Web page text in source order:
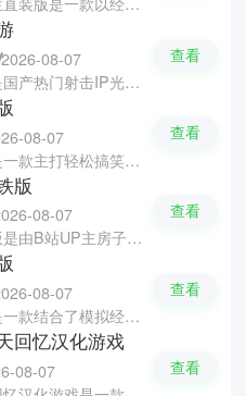
2026-08-07
光明记忆无限手游是国产热门射击IP光明记忆的正统续作，专为移动端深度优化，在保留高自由度战斗体系基础上，新增适配触屏与陀螺仪的操作设计，还支持枪械远程、刀剑近战及技能连招等多种战斗风格。同时游戏的画面表现力显著提升，通过层层递进的主线与任务线索，最后揭开空中大陆背后的神秘真相。
查看
08-07
疯狂老奶奶中文版是一款主打轻松搞笑与烧脑解谜相结合的休闲益智游戏，玩家会在充满生活气息又荒诞可爱的场景中搜集道具和布置创意陷阱，用各种无伤大雅的恶作剧逗笑脾气古怪的老奶奶来赢得高分。疯狂老奶奶的画风鲜活幽默，操作也直观易上手，带给你持续不断的解谜成就感和爆笑体验。
查看
版
08-07
植物大战僵尸星铁版是由B站UP主房子猫爱吃喵原创打造的策略塔防同人游戏，巧妙融合崩坏星穹铁道角色与PVZ经典玩法，星铁角色化身为拥有独特属性和技能的植物，开拓者则变身幽默搞怪的僵尸。游戏中玩家可以通过收集星琼部署角色和解锁关卡，在贝洛伯格展开兼具星铁世界观特色与塔防策略乐趣的趣味战斗。
查看
08-07
曼尼汉堡店手机版是一款结合了模拟经营与恐怖解谜的独特手游，玩家会在夜幕降临后遭遇一座诡异汉堡店，需在低模像素风格营造的阴森氛围中探索线索、破解谜题和躲避追击。同时游戏中还要经营店铺以满足畸形顾客的离奇需求，体验经营策略与心理压迫并存的沉浸式恐怖冒险。
查看
回忆汉化游戏
08-07
查看